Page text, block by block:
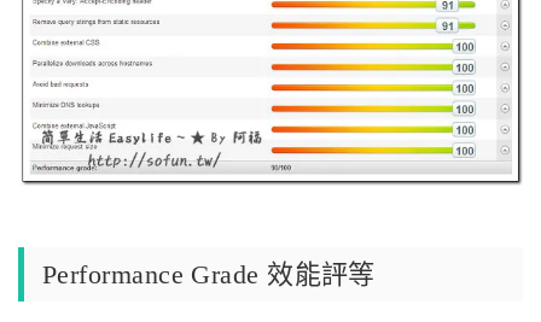
Performance Grade 效能評等